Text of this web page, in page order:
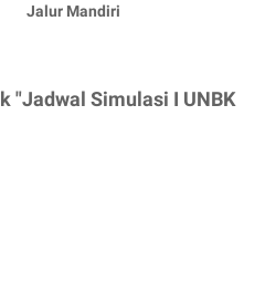
Jalur Mandiri
"Jadwal Simulasi I UNBK